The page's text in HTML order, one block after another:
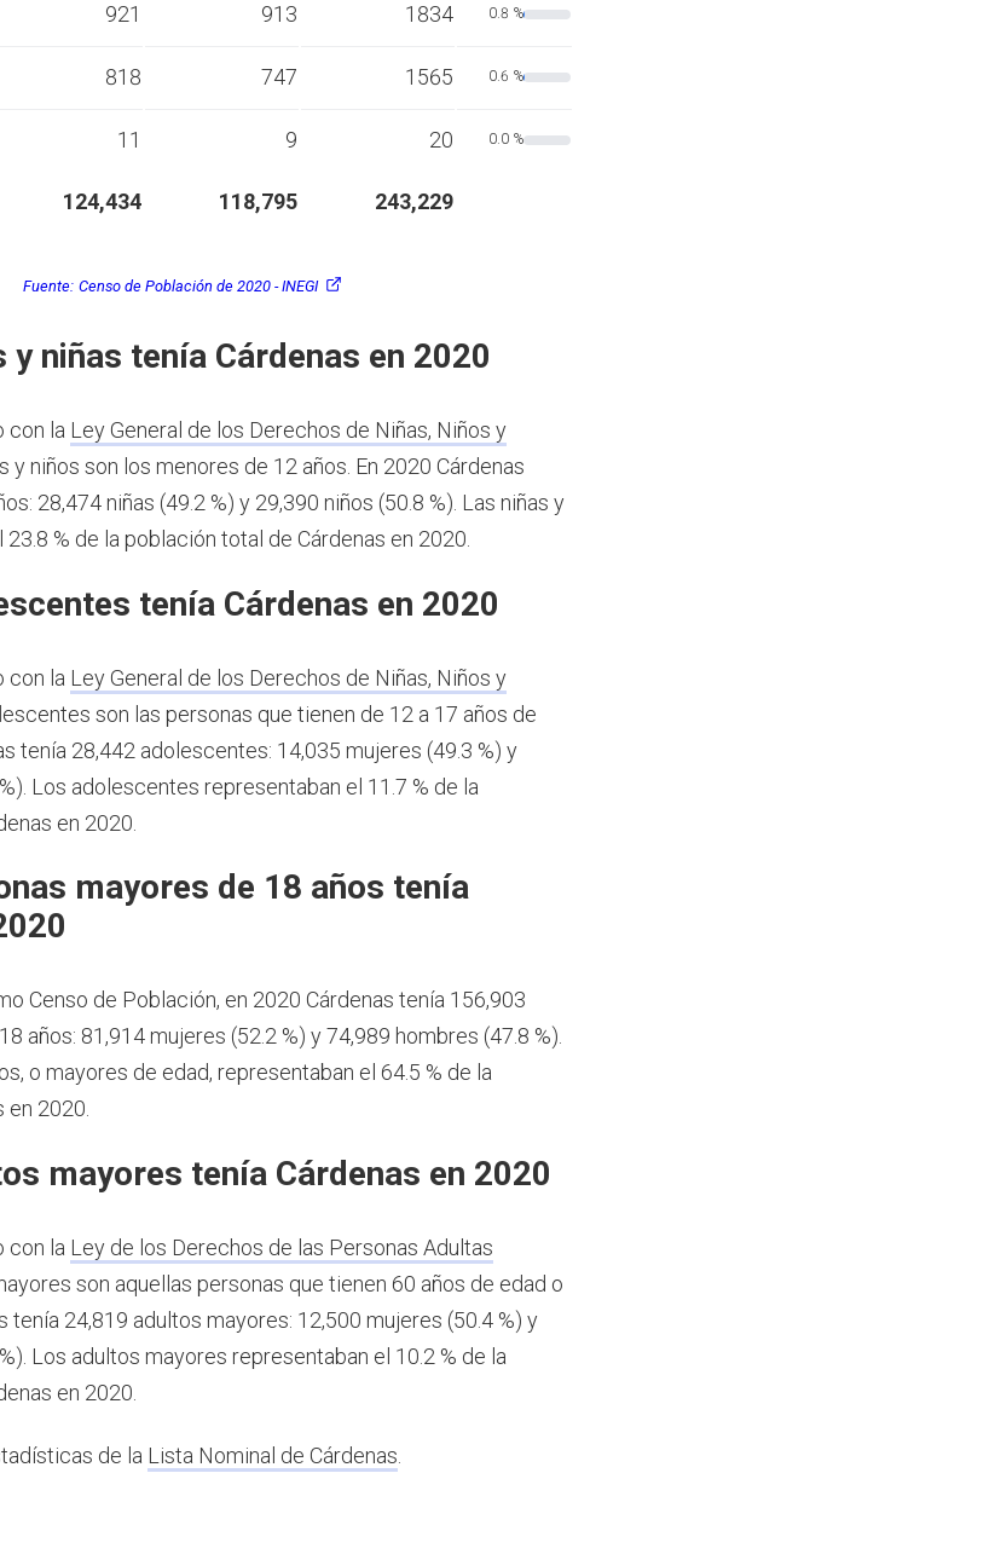
921 913 1834 0.8 %
818 747 1565 0.6 %
11 9 20 0.0 %
124,434 118,795 243,229
Fuente: Censo de Población de 2020 - INEGI
y niñas tenía Cárdenas en 2020
con la Ley General de los Derechos de Niñas, Niños y
y niños son los menores de 12 años. En 2020 Cárdenas
28,474 niñas (49.2 %) y 29,390 niños (50.8 %). Las niñas y
% de la población total de Cárdenas en 2020.
tenía Cárdenas en 2020
con la Ley General de los Derechos de Niñas, Niños y
son las personas que tienen de 12 a 17 años de
tenía 28,442 adolescentes: 14,035 mujeres (49.3 %) y
Los adolescentes representaban el 11.7 % de la
en 2020.
mayores de 18 años tenía
Censo de Población, en 2020 Cárdenas tenía 156,903
años: 81,914 mujeres (52.2 %) y 74,989 hombres (47.8 %).
o mayores de edad, representaban el 64.5 % de la
en 2020.
mayores tenía Cárdenas en 2020
con la Ley de los Derechos de las Personas Adultas
son aquellas personas que tienen 60 años de edad o
tenía 24,819 adultos mayores: 12,500 mujeres (50.4 %) y
Los adultos mayores representaban el 10.2 % de la
en 2020.
de la Lista Nominal de Cárdenas.